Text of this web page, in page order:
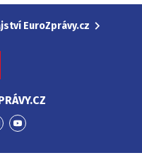
EuroZprávy.cz
Přejít
YouTube